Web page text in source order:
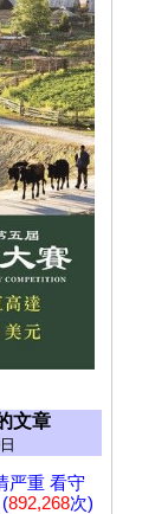
文章
严重 看守
(892,268次)